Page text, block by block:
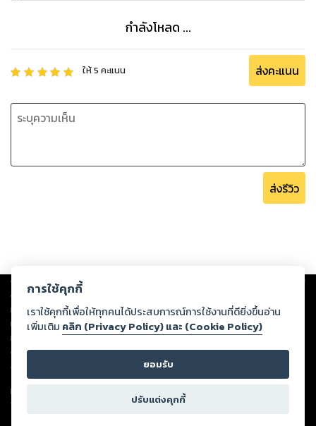
กำลังโหลด ...
ให้5 คะแนน ส่งคะแนน
ส่งรีวิว
Copyright © 2026
ต่อผลงานหรือเนื้อหาใดที่อัปโหลดผ่านเว็บไซต์และปรากฏว่าละเมิดสิทธิใน
ทรัพย์สินทางปัญญาของบุคคลอื่นหรือขัดต่อกฎหมายและศีลธรรม ดังนั้น ผู้อ่าน
ทุกท่านโปรดใช้วิจารณญาณในการกลั่นกรองด้วยตนเอง และหากท่านพบว่าส่วน
หนึ่งส่วนใดขัดต่อกฎหมายและศีลธรรม กรุณาแจ้งมายังบริษัท เพื่อทีมงานจะได้
ดำเนินการในทันที ทั้งนี้ ทางสตอรี่ล็อกขอสงวนลิขสิทธิ์ตามพระราชบัญญัติ
ลิขสิทธิ์ พ.ศ. 2537 (ฉบับล่าสุด)
For support: member@ookbee.com
Version
การใช้คุกกี้
เราใช้คุกกี้เพื่อให้ทุกคนได้ประสบการณ์การใช้งานที่ดียิ่งขึ้นอ่าน
เพิ่มเติม คลิก (Privacy Policy) และ (Cookie Policy)
ยอมรับ
ปรับแต่งคุกกี้